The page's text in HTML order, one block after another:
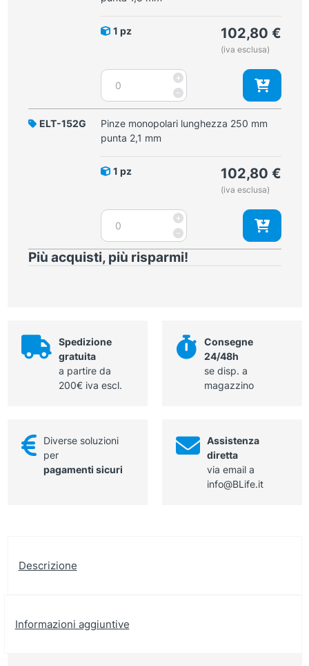
mm
1 pz 102,80 €
(iva esclusa)
-
Pinze
monopolari
lunghezza
210
mm
mm
+
ELT-152G
Pinze monopolari lunghezza 250 mm
punta 2,1 mm
1 pz 102,80 €
(iva esclusa)
-
Pinze
monopolari
lunghezza
250
+
Più acquisti, più risparmi!
Spedizione
gratuita
a partire da
200€ iva escl.
Consegne
24/48h
se disp. a
magazzino
Diverse soluzioni
per
pagamenti sicuri
Assistenza
diretta
via email a
info@BLife.it
Descrizione
Informazioni aggiuntive